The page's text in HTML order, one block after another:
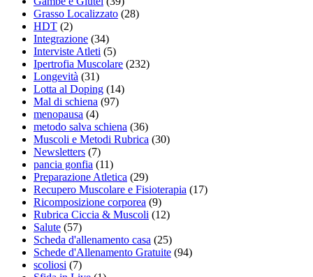
Grasso Localizzato (28)
HDT (2)
Integrazione (34)
Interviste Atleti (5)
Ipertrofia Muscolare (232)
Longevità (31)
Lotta al Doping (14)
Mal di schiena (97)
menopausa (4)
metodo salva schiena (36)
Muscoli e Metodi Rubrica (30)
Newsletters (7)
pancia gonfia (11)
Preparazione Atletica (29)
Recupero Muscolare e Fisioterapia (17)
Ricomposizione corporea (9)
Rubrica Ciccia & Muscoli (12)
Salute (57)
Scheda d'allenamento casa (25)
Schede d'Allenamento Gratuite (94)
scoliosi (7)